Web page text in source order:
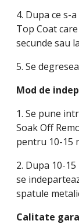
4. Dupa ce s-
Top Coat
secunde sau
5. Se
Mod de
1. Se pune
Soak Off
pentru 10-15
2. Dupa 10-
se
spatule
Calitate